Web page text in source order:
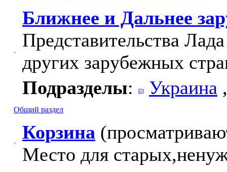
Ближнее и Дальнее
Представительства
других зарубежных
Подразделы: Украина
Общий раздел
Корзина
Место для